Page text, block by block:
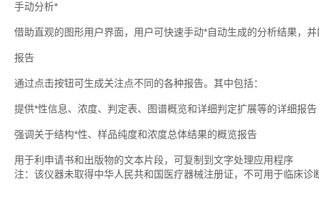
手动分析*
借助直观的图形用户界面，用户可快速手动*自动生成的分析结果，
报告
通过点击按钮可生成关注点不同的各种报告。其中包括：
提供*性信息、浓度、判定表、图谱概览和详细判定扩展等的详细报告
强调关于结构*性、样品纯度和浓度总体结果的概览报告
用于利申请书和出版物的文本片段，可复制到文字处理应用程序
注：该仪器未取得中华人民共和国医疗器械注册证，不可用于临床诊